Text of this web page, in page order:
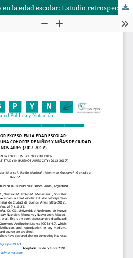
Malnutrición por exceso en la edad escolar: Estudio retrospectivo de una cohorte de niños y niñas de Ciudad de Buenos Aires (2012-2017)